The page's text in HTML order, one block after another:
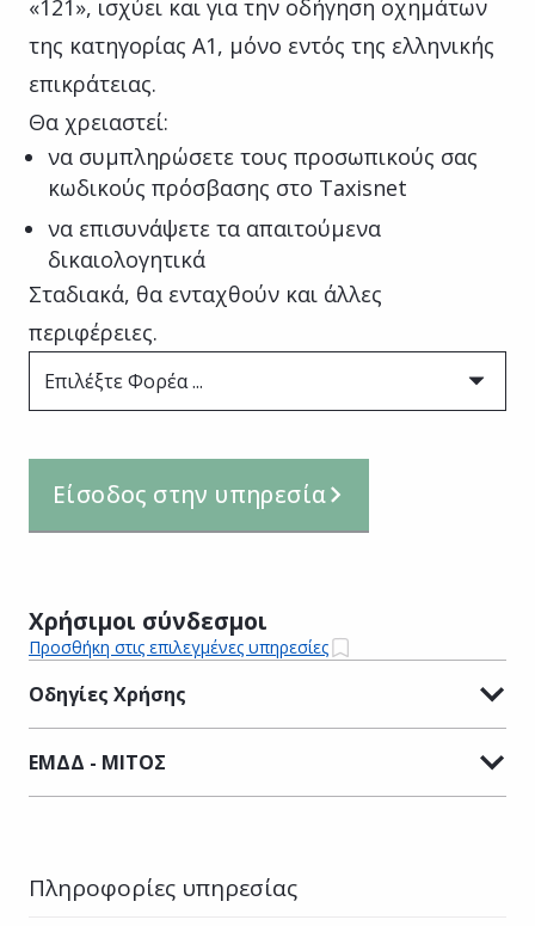
«121», ισχύει και για την οδήγηση οχημάτων
της κατηγορίας Α1, μόνο εντός της ελληνικής
επικράτειας.
Θα χρειαστεί:
να συμπληρώσετε τους προσωπικούς σας
κωδικούς πρόσβασης στο Taxisnet
να επισυνάψετε τα απαιτούμενα
δικαιολογητικά
Σταδιακά, θα ενταχθούν και άλλες
περιφέρειες.
Επιλέξτε Φορέα ...
Είσοδος στην υπηρεσία
Χρήσιμοι σύνδεσμοι
Προσθήκη στις επιλεγμένες υπηρεσίες
Οδηγίες Χρήσης
ΕΜΔΔ - ΜΙΤΟΣ
Πληροφορίες υπηρεσίας